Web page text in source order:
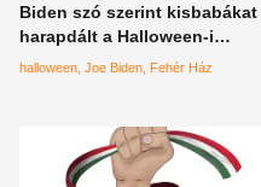
Biden szó szerint kisbabákat
harapdált a Halloween-i
rendezvényen
halloween Joe Biden Fehér Ház